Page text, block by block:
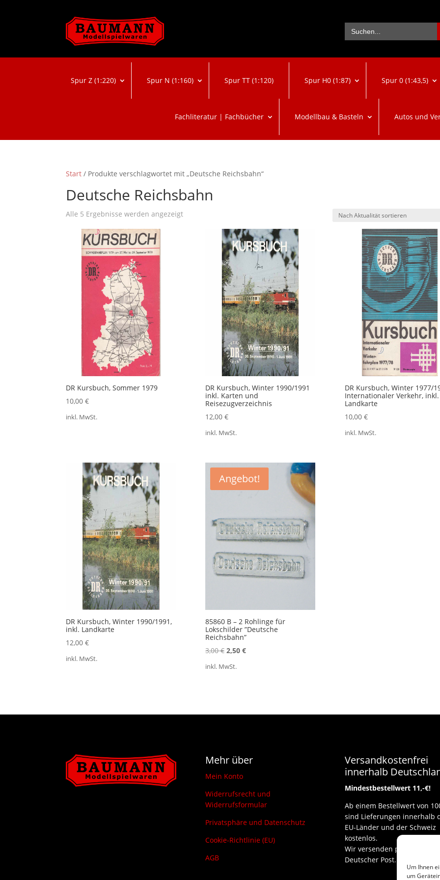
Um Ihnen
um
Search
for:
Spur Z (1:220) Spur N (1:160) Spur TT (1:120) Spur H0 (1:87) Spur 0 (1:43,5)
Fachliteratur | Fachbücher Modellbau & Basteln Autos und
Start / Produkte verschlagwortet mit „Deutsche Reichsbahn“
Deutsche Reichsbahn
Alle 5 Ergebnisse werden angezeigtNach
DR Kursbuch, Sommer 1979
10,00€
inkl. MwSt.
DR Kursbuch, Winter 1990/1991
inkl. Karten und
Reisezugverzeichnis
12,00 €
inkl. MwSt.
DR Kursbuch, Winter 1977/
Internationaler Verkehr, inkl.
Landkarte
10,00 €
inkl. MwSt.
DR Kursbuch, Winter 1990/1991,
inkl. Landkarte
12,00€
inkl. MwSt.
Angebot!
85860 B – 2 Rohlinge für
Lokschilder ”Deutsche
Reichsbahn”
3,00€ Ursprünglicher
2,50 €Aktueller
inkl. MwSt.
Mehr über
Mein Konto
Widerrufsrecht und
Widerrufsformular
Privatsphäre und Datenschutz
Cookie-Richtlinie (EU)
AGB
Versandkostenfrei
innerhalb
Mindestbestellwert 11,-€!
Ab einem Bestellwert von
sind Lieferungen innerhalb
EU-Länder und der Schweiz
kostenlos.
Wir versenden per DHL und
Deutscher Post.